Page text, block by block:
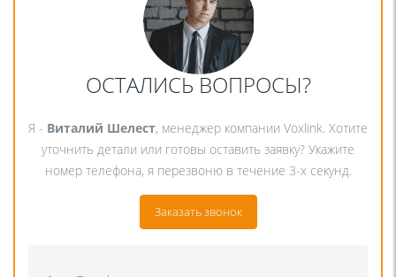
ОСТАЛИСЬ ВОПРОСЫ?
Я - Виталий Шелест, менеджер компании Voxlink. Хотите
уточнить детали или готовы оставить заявку? Укажите
номер телефона, я перезвоню в течение 3-х секунд.
Заказать звонок